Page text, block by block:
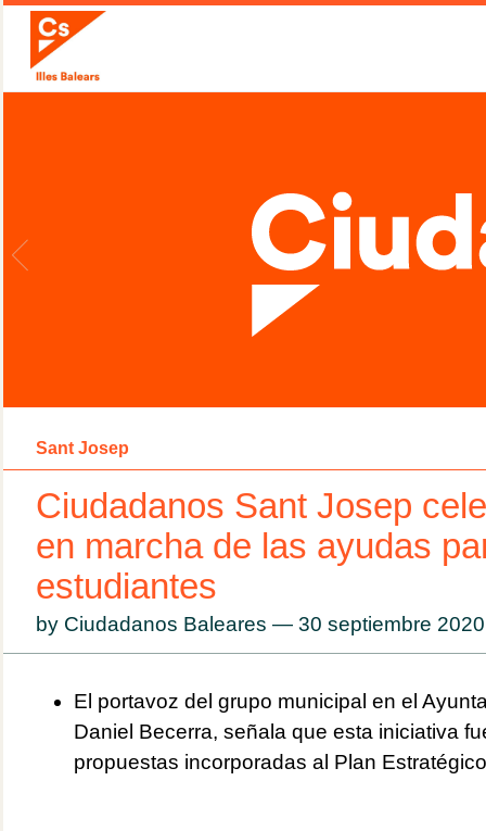
Sant Josep
Ciudadanos Sant Josep
en marcha de las ayudas
estudiantes
by Ciudadanos Baleares — 30 septiembre
El portavoz del grupo municipal en el
Daniel Becerra, señala que esta iniciativa
propuestas incorporadas al Plan